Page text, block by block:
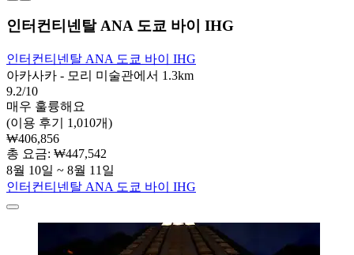
인터컨티넨탈 ANA 도쿄 바이 IHG
인터컨티넨탈 ANA 도쿄 바이 IHG
아카사카 - 모리 미술관에서 1.3km
9.2/10
매우 훌륭해요
(이용 후기 1,010개)
₩406,856
총 요금: ₩447,542
8월 10일 ~ 8월 11일
인터컨티넨탈 ANA 도쿄 바이 IHG